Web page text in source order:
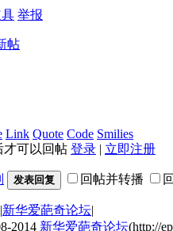
举报
Link Quote Code Smilies
才可以回帖 登录 | 立即注册
发表回复 回帖并转播
|新华爱葩奇论坛|
2014 新华爱葩奇论坛(http://